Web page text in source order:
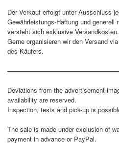
Der Verkauf erfolgt unter Ausschluss
Gewährleistungs-Haftung und generell
versteht sich exklusive Versandkosten.
Gerne organisieren wir den Versand
des Käufers.
Deviations from the advertisement
availability are reserved.
Inspection, tests and pick-up is
The sale is made under exclusion of
payment in advance or PayPal.